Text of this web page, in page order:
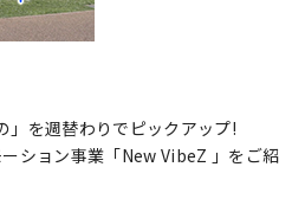
」を週替わりでピックアップ!
ション事業「New VibeZ 」をご紹